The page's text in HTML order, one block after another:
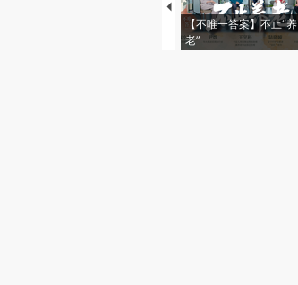
【不唯一答案】不止“养
老”